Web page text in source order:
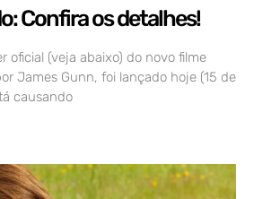
Confira os detalhes!
oficial (veja abaixo) do novo filme
James Gunn, foi lançado hoje (15 de
causando